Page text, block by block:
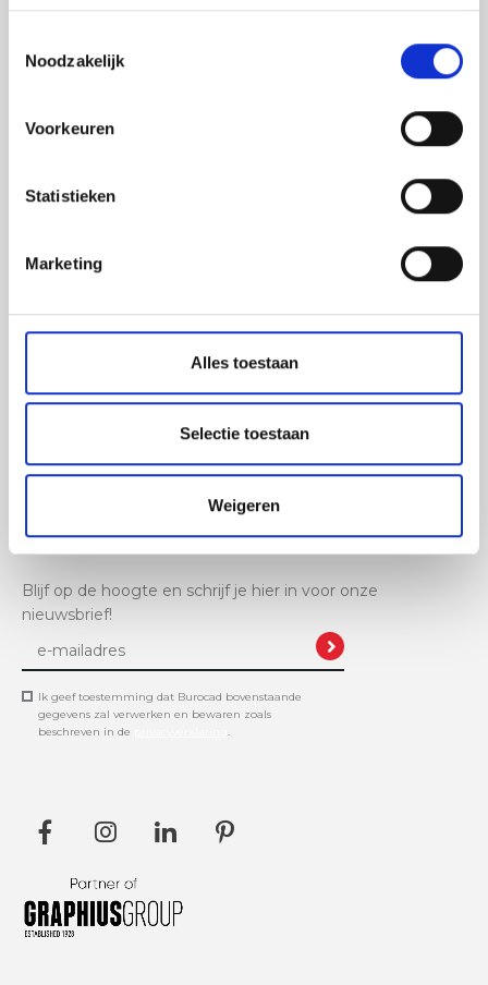
Noodzakelijk
Voorkeuren
Statistieken
Marketing
Alles toestaan
Selectie toestaan
Weigeren
Blijf op de hoogte en schrijf je hier in voor onze
nieuwsbrief!
Ik geef toestemming dat Burocad bovenstaande
gegevens zal verwerken en bewaren zoals
beschreven in de
Ambachtslaan 1005,
Afhaling van je bestellingen mogelijk in de lockers van
led-frames